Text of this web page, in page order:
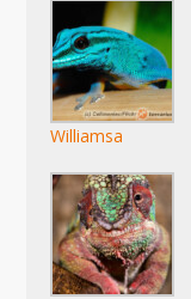
Williamsa